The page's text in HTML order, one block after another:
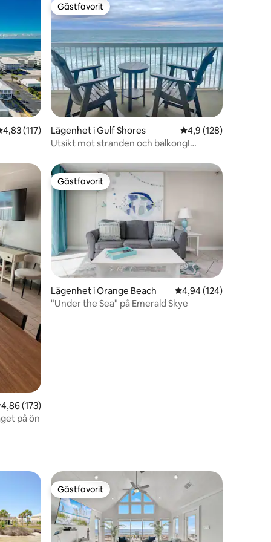
av 5 i genomsnittligt betyg, 117 omdömen
4,83 (117)
Gästfavorit
Gästfavorit
Lägenhet i Gulf Shores 4,9 av 5 i
4,9 (128)
Utsikt mot stranden och balkong!
av 5 i genomsnittligt betyg, 173 omdömen
4,86 (173)
på ön
Gästfavorit
Gästfavorit
Lägenhet i Orange Beach 4,94 av 5 i
4,94 (124)
"Under the Sea" på Emerald Skye
Gästfavorit
Gästfavorit